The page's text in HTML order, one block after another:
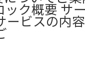
ック概要 サ
ービスの内